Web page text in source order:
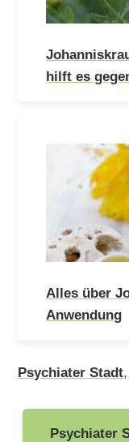
hilft es
Alles über
Anwendung
Psychiater Stadt,
Psychiater